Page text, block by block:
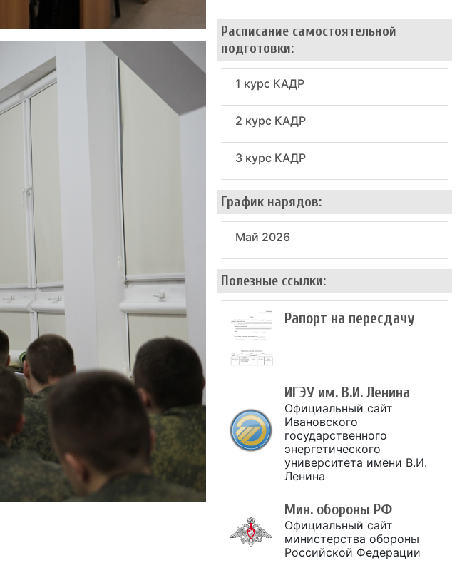
Расписание самостоятельной
подготовки:
1 курс КАДР
2 курс КАДР
3 курс КАДР
График нарядов:
Май 2026
Полезные ссылки:
Рапорт на пересдачу
ИГЭУ им. В.И. Ленина
Официальный сайт
Ивановского
государственного
энергетического
университета имени В.И.
Ленина
Мин. обороны РФ
Официальный сайт
министерства обороны
Российской Федерации